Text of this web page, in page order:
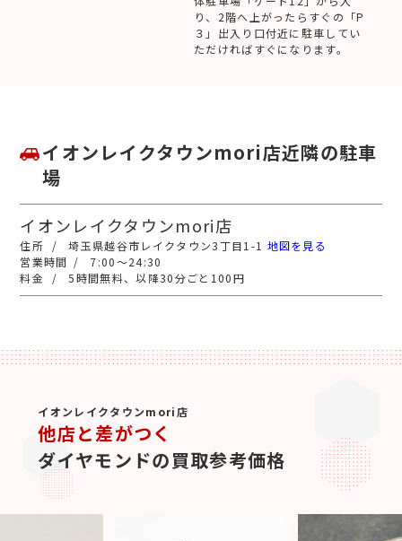
り、2階へ上がったらすぐの「P
３」出入り口付近に駐車してい
ただければすぐになります。
イオンレイクタウンmori店近隣の駐車
場
イオンレイクタウンmori店
埼玉県越谷市レイクタウン3丁目1-1 地図を見る
7:00～24:30
5時間無料、以降30分ごと100円
イオンレイクタウンmori店
他店と差がつく
ダイヤモンドの買取参考価格